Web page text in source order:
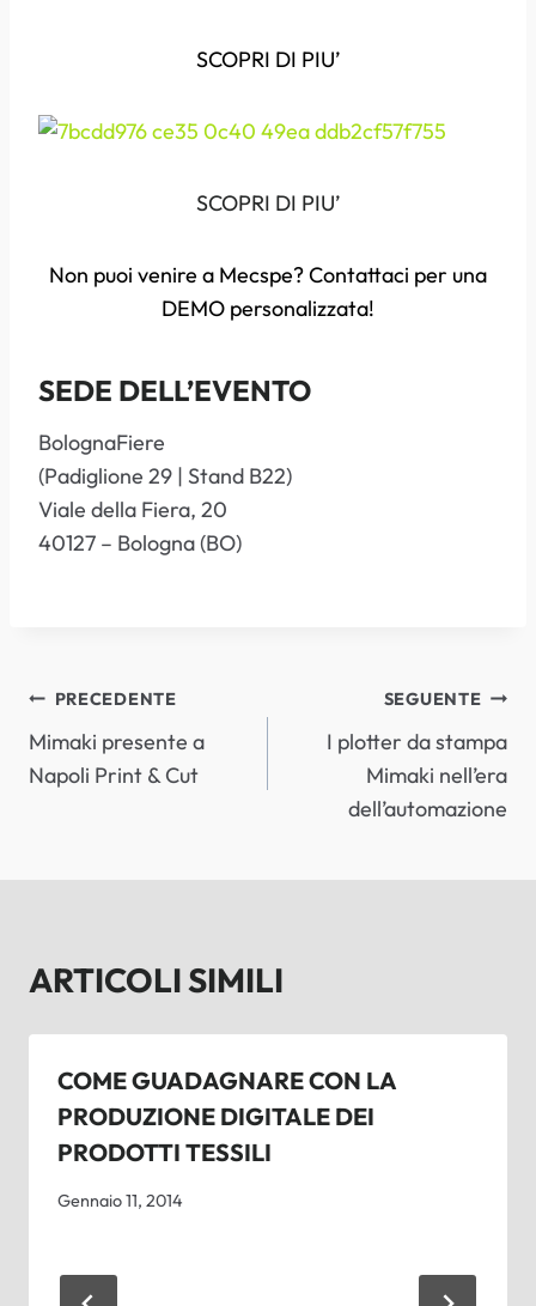
SCOPRI DI PIU’
SCOPRI DI PIU’
Non puoi venire a Mecspe? Contattaci per una
DEMO personalizzata!
SEDE DELL’EVENTO
BolognaFiere
(Padiglione 29 | Stand B22)
Viale della Fiera, 20
40127 – Bologna (BO)
NAVIGAZIONE
ARTICOLI
PRECEDENTE
Mimaki presente a
Napoli Print & Cut
SEGUENTE
I plotter da stampa
Mimaki nell’era
dell’automazione
ARTICOLI SIMILI
COME GUADAGNARE CON LA
PRODUZIONE DIGITALE DEI
PRODOTTI TESSILI
Gennaio 11, 2014